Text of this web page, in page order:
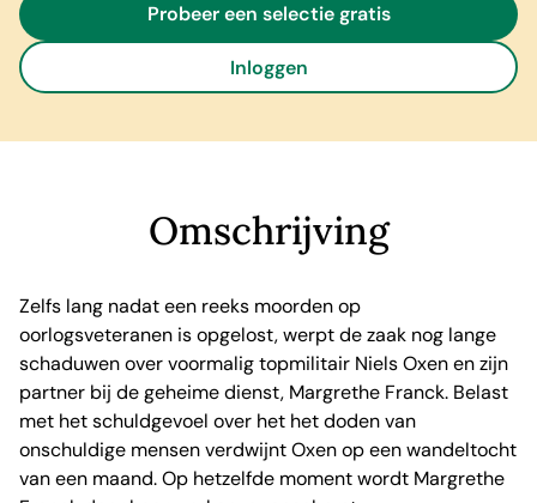
Probeer een selectie gratis
Inloggen
Omschrijving
Zelfs lang nadat een reeks moorden op
oorlogsveteranen is opgelost, werpt de zaak nog lange
schaduwen over voormalig topmilitair Niels Oxen en zijn
partner bij de geheime dienst, Margrethe Franck. Belast
met het schuldgevoel over het het doden van
onschuldige mensen verdwijnt Oxen op een wandeltocht
van een maand. Op hetzelfde moment wordt Margrethe